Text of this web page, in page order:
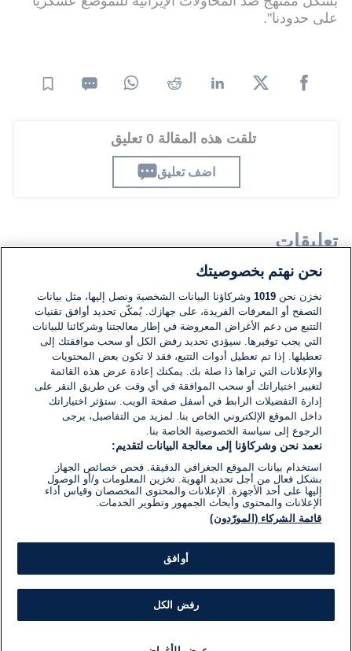
على حدودنا".
تلقت هذه المقالة 0 تعليق
اضف تعليق
تعليقات
لا توجد تعليقات مكتوبة حتى الآن. كن الأول!
اكتب تعليقًا جديدًا ...
نحن نهتم بخصوصيتك
نخزن نحن1019 وشركاؤنا البيانات الشخصية ونصل إليها، مثل بيانات
التصفح أو المعرفات الفريدة، على جهازك. يُمكّن تحديد أوافق تقنيات
التتبع من دعم الأغراض المعروضة في إطار معالجتنا وشركائنا للبيانات
التي يجب توفيرها. سيؤدي تحديد رفض الكل أو سحب موافقتك إلى
تعطيلها. إذا تم تعطيل أدوات التتبع، فقد لا تكون بعض المحتويات
والإعلانات التي تراها ذا صلة بك. يمكنك إعادة عرض هذه القائمة
لتغيير اختياراتك أو سحب الموافقة في أي وقت عن طريق النقر على
إدارة التفضيلات الرابط في أسفل صفحة الويب. ستؤثر اختياراتك
داخل الموقع الإلكتروني الخاص بنا. لمزيد من التفاصيل، يرجى
الرجوع إلى سياسة الخصوصية الخاصة بنا.
نعمد نحن وشركاؤنا إلى معالجة البيانات لتقديم:
استخدام بيانات الموقع الجغرافي الدقيقة. فحص خصائص الجهاز
بشكل فعال من أجل تحديد الهوية. تخزين المعلومات و/أو الوصول
إليها على أحد الأجهزة. الإعلانات والمحتوى المخصصان وقياس أداء
الإعلانات والمحتوى وأبحاث الجمهور وتطوير الخدمات.
قائمة الشركاء (المورّدون)
أوافق
رفض الكل